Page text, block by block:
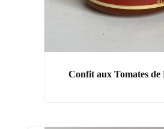
Confit aux Tomates de